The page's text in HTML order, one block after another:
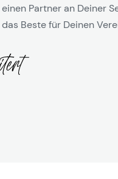
Partner an Deiner
Beste für Deinen